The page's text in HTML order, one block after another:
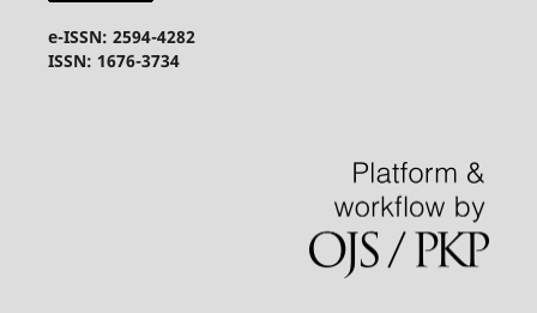
e-ISSN: 2594-4282
ISSN: 1676-3734